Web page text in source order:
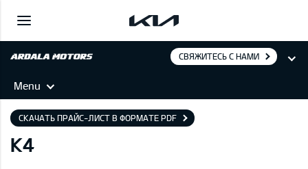
СВЯЖИТЕСЬ С НАМИ
Menu
СКАЧАТЬ ПРАЙС-ЛИСТ В ФОРМАТЕ PDF
K4